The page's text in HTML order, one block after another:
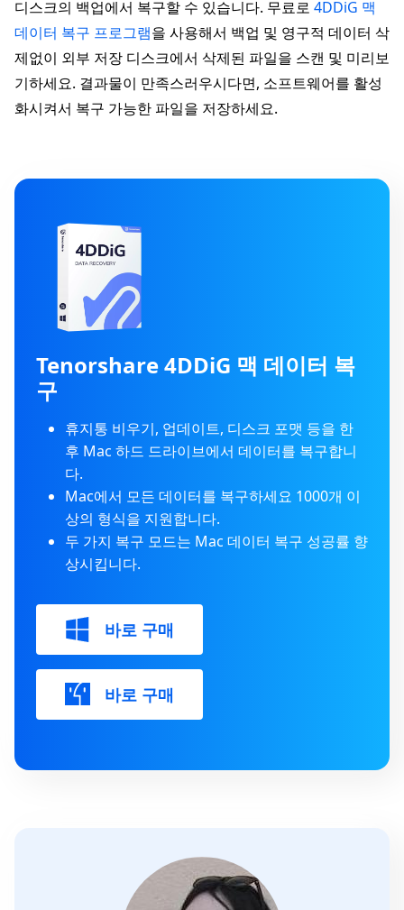
디스크의 백업에서 복구할 수 있습니다. 무료로 4DDiG 맥
데이터 복구 프로그램을 사용해서 백업 및 영구적 데이터 삭
제없이 외부 저장 디스크에서 삭제된 파일을 스캔 및 미리보
기하세요. 결과물이 만족스러우시다면, 소프트웨어를 활성
화시켜서 복구 가능한 파일을 저장하세요.
Tenorshare 4DDiG 맥 데이터 복
구
휴지통 비우기, 업데이트, 디스크 포맷 등을 한
후 Mac 하드 드라이브에서 데이터를 복구합니
다.
Mac에서 모든 데이터를 복구하세요 1000개 이
상의 형식을 지원합니다.
두 가지 복구 모드는 Mac 데이터 복구 성공률 향
상시킵니다.
바로 구매
바로 구매